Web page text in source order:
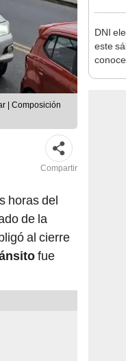
| Composición
Compartir
horas del
de la
al cierre
fue
DNI
este